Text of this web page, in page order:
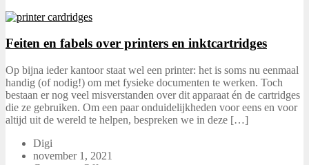
Feiten en fabels over printers en inktcartridges
Op bijna ieder kantoor staat wel een printer: het is soms nu eenmaal
handig (of nodig!) om met fysieke documenten te werken. Toch
bestaan er nog veel misverstanden over dit apparaat én de cartridges
die ze gebruiken. Om een paar onduidelijkheden voor eens en voor
altijd uit de wereld te helpen, bespreken we in deze […]
Digi
november 1, 2021